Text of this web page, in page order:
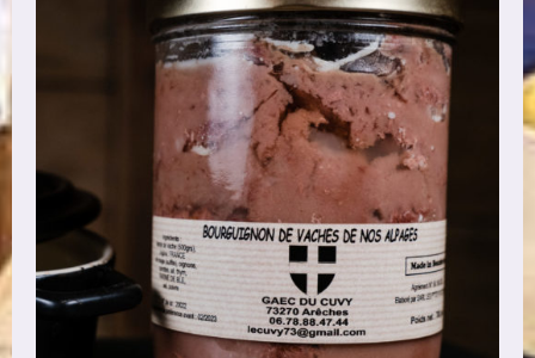
AJOUTER AU PANIER / DÉTAILS